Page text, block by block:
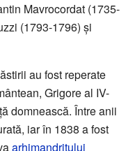
Mavrocordat (1735-
(1793-1796) și
au fost reperate
Grigore al IV-
domnească. Între anii
iar în 1838 a fost
arhimandritului